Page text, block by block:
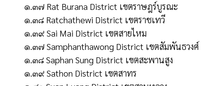
๑.๓๗ Rat Burana District เขตราษฎร์บูรณะ
๑.๓๘ Ratchathewi District เขตราชเทวี
๑.๓๙ Sai Mai District เขตสายไหม
๑.๓๗ Samphanthawong District เขตสัมพันธวงศ์
๑.๓๘ Saphan Sung District เขตสะพานสูง
๑.๓๙ Sathon District เขตสาทร